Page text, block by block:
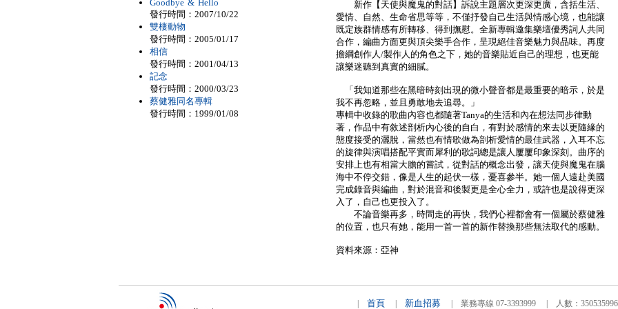
新作【天使與魔鬼的對話】訴說主題層次更深更廣，含括生活、
愛情、自然、生命省思等等，不僅抒發自己生活與情感心境，也能讓
既定族群情感有所轉移、得到撫慰。全新專輯邀集樂壇優秀詞人共同
合作，編曲方面更與頂尖樂手合作，呈現絕佳音樂魅力與品味。再度
擔綱創作人/製作人的角色之下，她的音樂貼近自己的理想，也更能
讓樂迷聽到真實的細膩。
「我知道那些在黑暗時刻出現的微小聲音都是最重要的暗示，於是
我不再忽略，並且勇敢地去追尋。」
專輯中收錄的歌曲內容也都隨著Tanya的生活和內在想法同步律動
著，作品中有敘述剖析內心後的自白，有對於感情的來去以更隨緣的
態度接受的灑脫，當然也有情歌做為剖析愛情的最佳武器，入耳不忘
的旋律與演唱搭配平實而犀利的歌詞總是讓人屢屢印象深刻。曲序的
安排上也有相當大膽的嘗試，從對話的概念出發，讓天使與魔鬼在腦
海中不停交錯，像是人生的起伏一樣，憂喜參半。她一個人遠赴美國
完成錄音與編曲，對於混音和後製更是全心全力，或許也是說得更深
入了，自己也更投入了。
不論音樂再多，時間走的再快，我們心裡都會有一個屬於蔡健雅
的位置，也只有她，能用一首一首的新作替換那些無法取代的感動。
資料來源：亞神
Goodbye & Hello
發行時間：2007/10/22
雙棲動物
發行時間：2005/01/17
相信
發行時間：2001/04/13
記念
發行時間：2000/03/23
蔡健雅同名專輯
發行時間：1999/01/08
首頁 新血招募 | 業務專線 07-3393999 | 人數：